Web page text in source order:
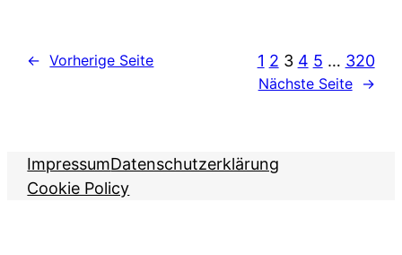
← Vorherige Seite 1 2 3 4 5 … 320
Nächste Seite →
ImpressumDatenschutzerklärung
Cookie Policy